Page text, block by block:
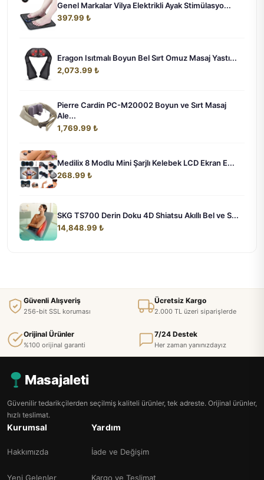
Genel Markalar Vilya Elektrikli Ayak Stimülasyo...
397.99 ₺
Eragon Isıtmalı Boyun Bel Sırt Omuz Masaj Yastı...
2,073.99 ₺
Pierre Cardin PC-M20002 Boyun ve Sırt Masaj
Ale...
1,769.99 ₺
Medilix 8 Modlu Mini Şarjlı Kelebek LCD Ekran E...
268.99 ₺
SKG TS700 Derin Doku 4D Shiatsu Akıllı Bel ve S...
14,848.99 ₺
Güvenli Alışveriş
256-bit SSL koruması
Ücretsiz Kargo
2.000 TL üzeri siparişlerde
Orijinal Ürünler
%100 orijinal garanti
7/24 Destek
Her zaman yanınızdayız
Masajaleti
Güvenilir tedarikçilerden seçilmiş kaliteli ürünler, tek adreste. Orijinal ürünler,
hızlı teslimat.
Kurumsal
Hakkımızda
Yeni Gelenler
Yardım
İade ve Değişim
Kargo ve Teslimat